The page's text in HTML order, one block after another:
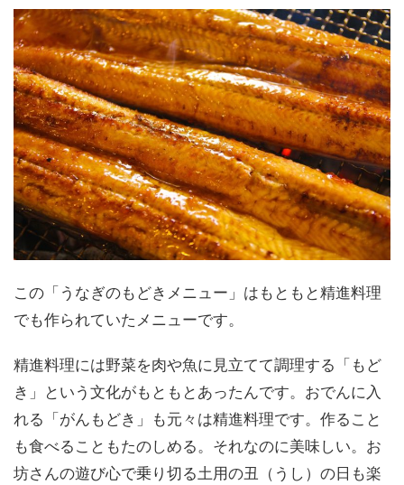
この「うなぎのもどきメニュー」はもともと精進料理
でも作られていたメニューです。
精進料理には野菜を肉や魚に見立てて調理する「もど
き」という文化がもともとあったんです。おでんに入
れる「がんもどき」も元々は精進料理です。作ること
も食べることもたのしめる。それなのに美味しい。お
坊さんの遊び心で乗り切る土用の丑（うし）の日も楽